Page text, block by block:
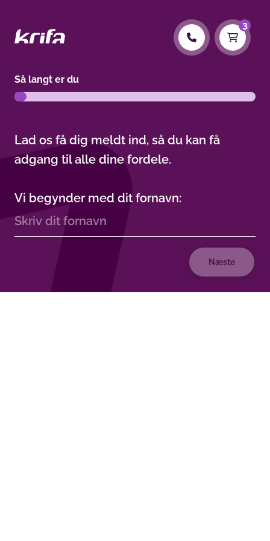
Så langt er du
Lad os få dig meldt ind, så du kan få
adgang til alle dine fordele.
Vi begynder med dit fornavn:
Næste
3